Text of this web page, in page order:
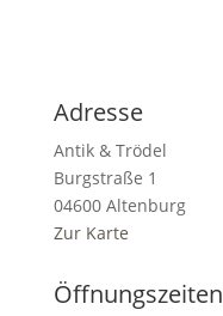
Adresse
Antik & Trödel
Burgstraße 1
04600 Altenburg
Zur Karte
Öffnungszeiten